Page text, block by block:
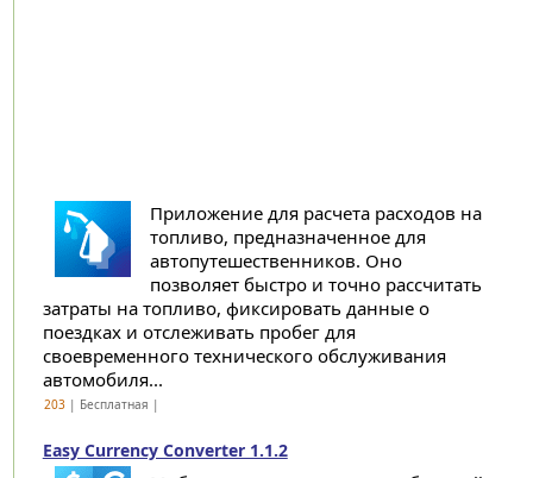
Приложение для расчета расходов на
топливо, предназначенное для
автопутешественников. Оно
позволяет быстро и точно рассчитать
затраты на топливо, фиксировать данные о
поездках и отслеживать пробег для
своевременного технического обслуживания
автомобиля...
203| Бесплатная |
Easy Currency Converter 1.1.2